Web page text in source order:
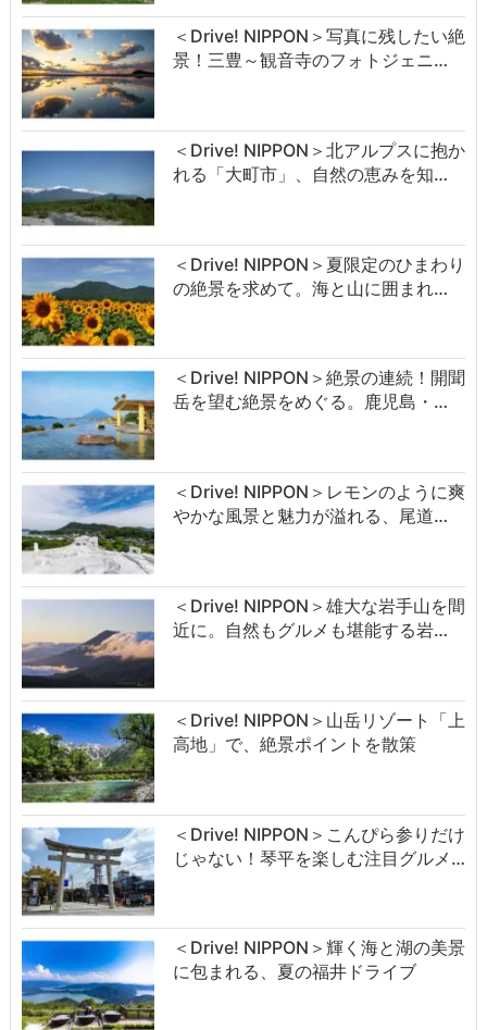
＜Drive! NIPPON＞写真に残したい絶
景！三豊～観音寺のフォトジェニ…
＜Drive! NIPPON＞北アルプスに抱か
れる「大町市」、自然の恵みを知…
＜Drive! NIPPON＞夏限定のひまわり
の絶景を求めて。海と山に囲まれ…
＜Drive! NIPPON＞絶景の連続！開聞
岳を望む絶景をめぐる。鹿児島・…
＜Drive! NIPPON＞レモンのように爽
やかな風景と魅力が溢れる、尾道…
＜Drive! NIPPON＞雄大な岩手山を間
近に。自然もグルメも堪能する岩…
＜Drive! NIPPON＞山岳リゾート「上
高地」で、絶景ポイントを散策
＜Drive! NIPPON＞こんぴら参りだけ
じゃない！琴平を楽しむ注目グルメ…
＜Drive! NIPPON＞輝く海と湖の美景
に包まれる、夏の福井ドライブ